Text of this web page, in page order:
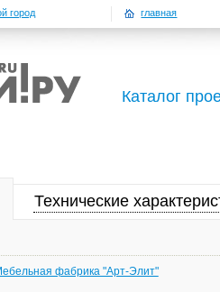
Каталог
город главная
фабрика "Арт-Элит"
Технические